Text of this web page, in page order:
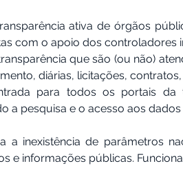
ativa de órgãos
com o apoio dos controladores
que são (ou não)
diárias, licitações,
para todos os portais da
a pesquisa e o acesso aos
a inexistência de parâmetros
e informações públicas.